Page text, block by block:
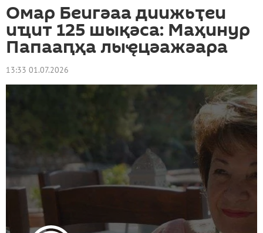
Омар Беигәаа диижьҭеи
иҵит 125 шықәса: Маҳинур
Папааԥҳа лыҿцәажәара
13:33 01.07.2026